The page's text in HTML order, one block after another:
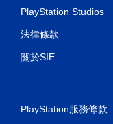
PlayStation Studios
法律條款
關於SIE
PlayStation服務條款